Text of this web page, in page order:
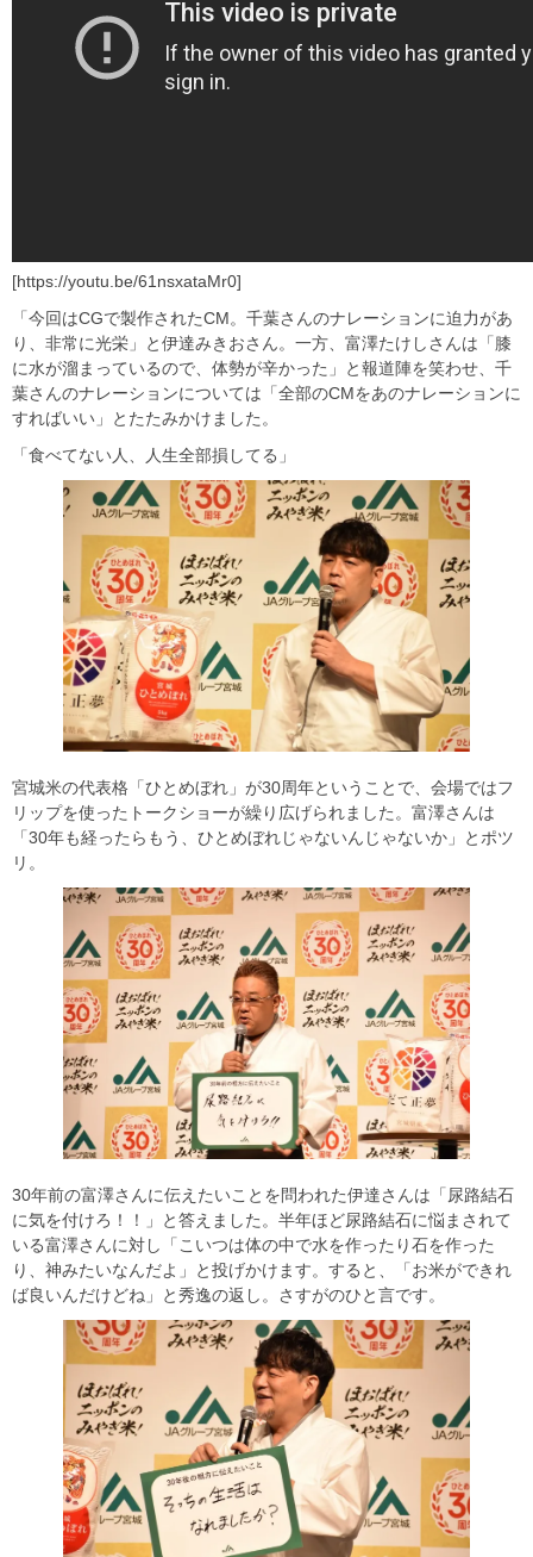
[https://youtu.be/61nsxataMr0]
「今回はCGで製作されたCM。千葉さんのナレーションに迫力があ
り、非常に光栄」と伊達みきおさん。一方、富澤たけしさんは「膝
に水が溜まっているので、体勢が辛かった」と報道陣を笑わせ、千
葉さんのナレーションについては「全部のCMをあのナレーションに
すればいい」とたたみかけました。
「食べてない人、人生全部損してる」
宮城米の代表格「ひとめぼれ」が30周年ということで、会場ではフ
リップを使ったトークショーが繰り広げられました。富澤さんは
「30年も経ったらもう、ひとめぼれじゃないんじゃないか」とポツ
リ。
30年前の富澤さんに伝えたいことを問われた伊達さんは「尿路結石
に気を付けろ！！」と答えました。半年ほど尿路結石に悩まされて
いる富澤さんに対し「こいつは体の中で水を作ったり石を作った
り、神みたいなんだよ」と投げかけます。すると、「お米ができれ
ば良いんだけどね」と秀逸の返し。さすがのひと言です。